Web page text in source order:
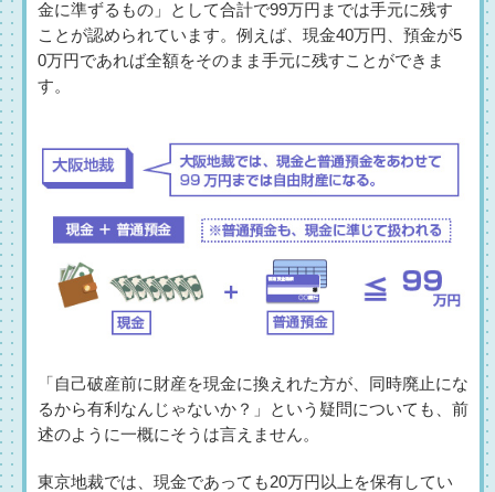
金に準ずるもの」として合計で99万円までは手元に残す
ことが認められています。例えば、現金40万円、預金が5
0万円であれば全額をそのまま手元に残すことができま
す。
「自己破産前に財産を現金に換えれた方が、同時廃止にな
るから有利なんじゃないか？」という疑問についても、前
述のように一概にそうは言えません。
東京地裁では、現金であっても20万円以上を保有してい